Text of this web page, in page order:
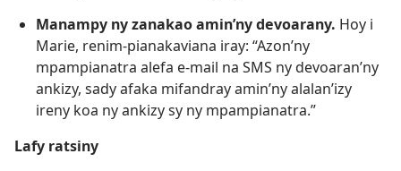
Manampy ny zanakao amin’ny devoarany. Hoy i
Marie, renim-pianakaviana iray: “Azon’ny
mpampianatra alefa e-mail na SMS ny devoaran’ny
ankizy, sady afaka mifandray amin’ny alalan’izy
ireny koa ny ankizy sy ny mpampianatra.”
Lafy ratsiny